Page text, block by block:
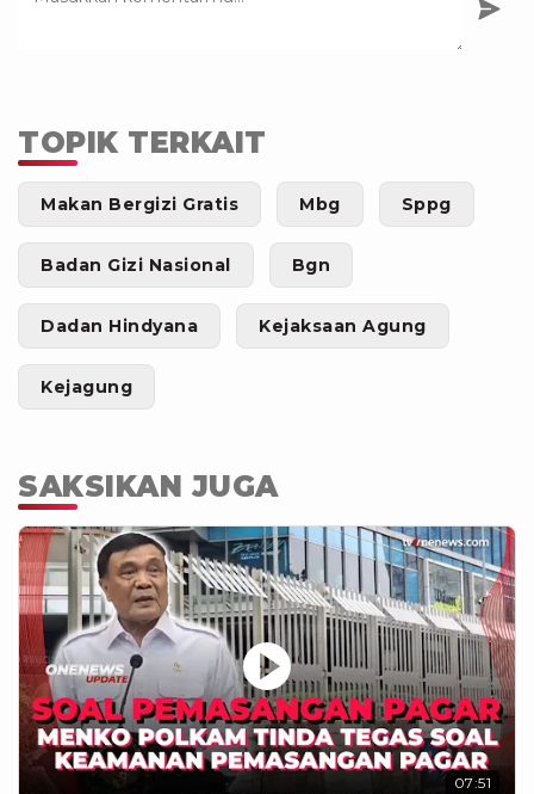
TOPIK TERKAIT
Makan Bergizi Gratis Mbg Sppg
Badan Gizi Nasional Bgn
Dadan Hindyana Kejaksaan Agung
Kejagung
SAKSIKAN JUGA
07:51